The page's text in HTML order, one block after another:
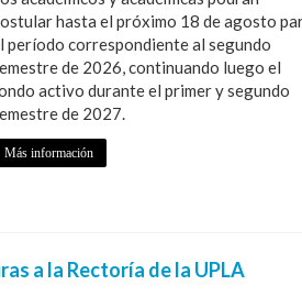
hasta el próximo 18 de agosto
período correspondiente al segundo
de 2026, continuando luego el
activo durante el primer y segundo
de 2027.
Más información
a la Rectoría de la UPLA